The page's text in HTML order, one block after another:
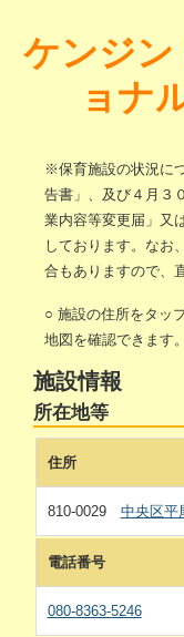
ケンジン
ョナ
※保育施設の状況に
告書」、及び４月３
業内容等変更届」又
しております。なお
合もありますので、
○ 施設の住所をタッ
地図を確認できます。
施設情報
所在地等
住所
810-0029 中央区平
電話番号
080-8363-5246